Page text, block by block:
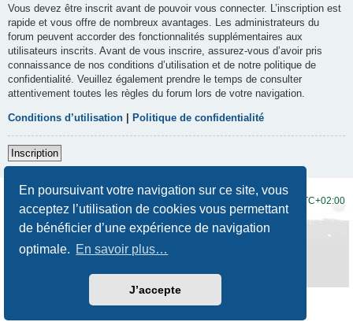
En poursuivant votre navigation sur ce site, vous
acceptez l’utilisation de cookies vous permettant
de bénéficier d’une expérience de navigation
optimale. En savoir plus…
J’accepte
Vous devez être inscrit avant de pouvoir vous connecter. L’inscription est
rapide et vous offre de nombreux avantages. Les administrateurs du
forum peuvent accorder des fonctionnalités supplémentaires aux
utilisateurs inscrits. Avant de vous inscrire, assurez-vous d’avoir pris
connaissance de nos conditions d’utilisation et de notre politique de
confidentialité. Veuillez également prendre le temps de consulter
attentivement toutes les règles du forum lors de votre navigation.
Conditions d’utilisation Politique de confidentialité
Inscription
UTC+02:00
Développé par phpBB® Forum Software © phpBB Limited
Traduction française officielle
Prosilver New Edition
Confidentialité|Conditions